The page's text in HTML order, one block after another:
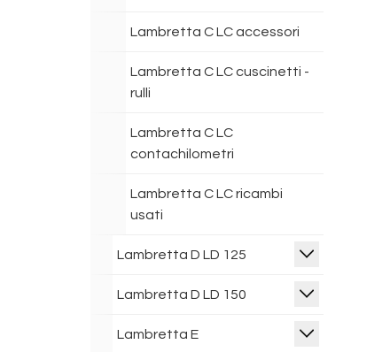
Lambretta C LC accessori
Lambretta C LC cuscinetti -
rulli
Lambretta C LC
contachilometri
Lambretta C LC ricambi
usati
Lambretta D LD 125
Lambretta D LD 150
Lambretta E